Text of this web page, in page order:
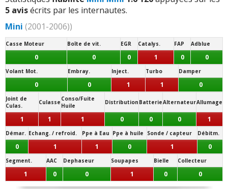
5 avisécrits par les internautes.
Mini (2001-2006))
Casse Moteur Boîte de vit. EGR Catalys. FAP Adblue
0 0 0 1 0 0
Volant Mot. Embray. Inject. Turbo Damper
0 0 1 1 0
Joint de
Culas.
Culasse Conso/Fuite
Huile
Distribution BatterieAlternateurAllumage
1 1 1 0 0 0 1
Démar. Echang. / refroid. Ppe à Eau Ppe à huile Sonde / capteur Débitm.
0 1 1 0 1 0
Segment. AAC Dephaseur Soupapes Bielle Collecteur
1 0 0 1 0 0